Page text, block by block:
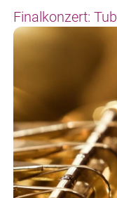
Finalkonzert: